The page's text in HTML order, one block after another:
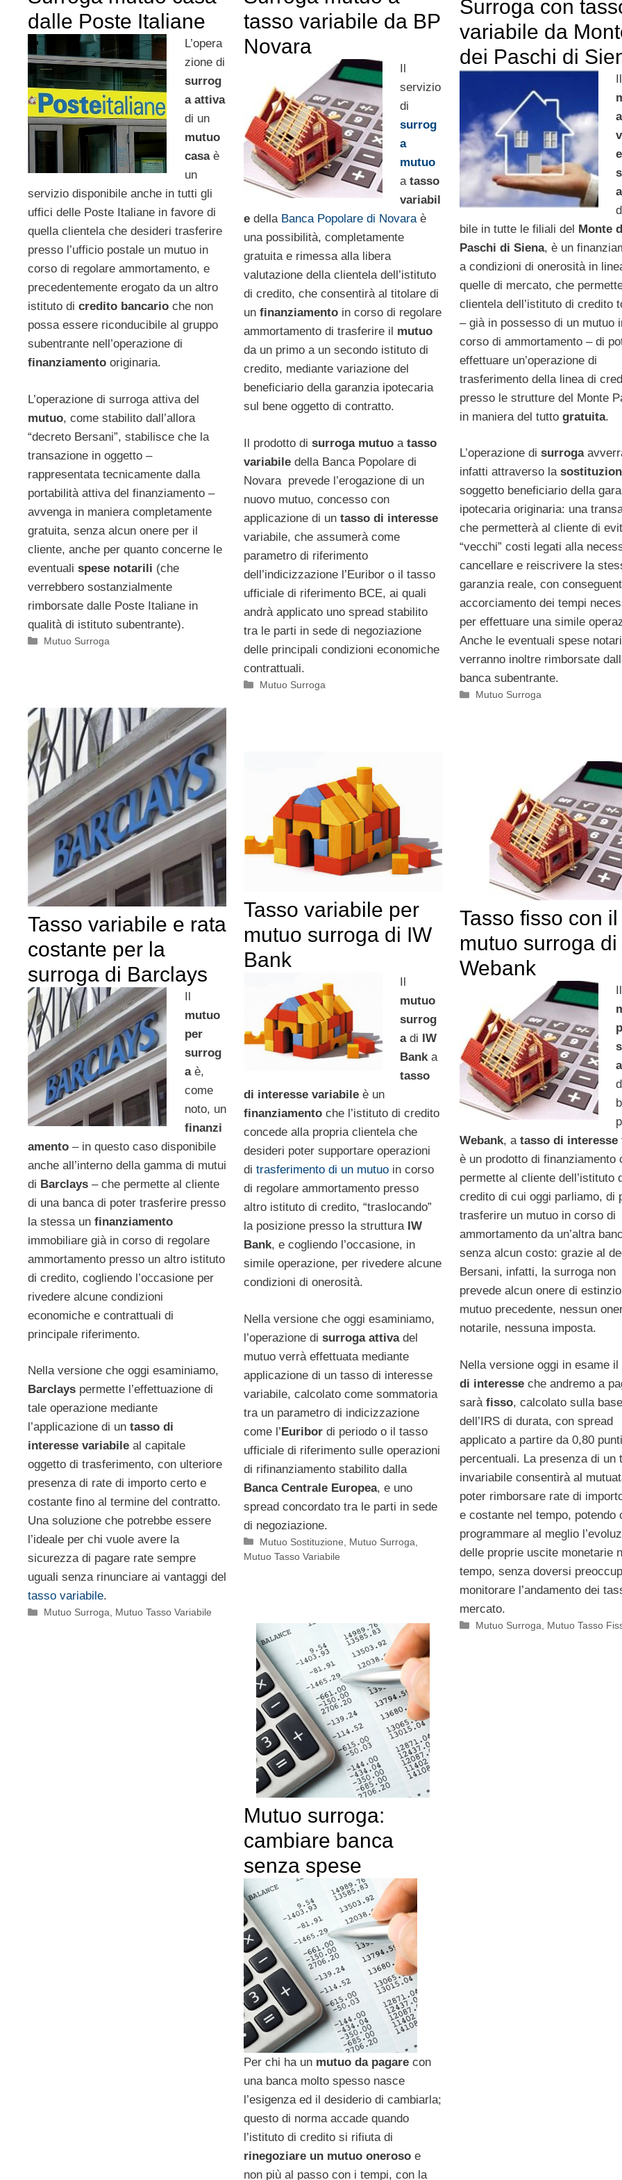
dalle Poste Italiane
L’opera
zione di
surrog
a attiva
di un
mutuo
casaè
un
servizio disponibile anche in tutti gli
uffici delle Poste Italiane in favore di
quella clientela che desideri trasferire
presso l’ufficio postale un mutuo in
corso di regolare ammortamento, e
precedentemente erogato da un altro
istituto di credito bancario che non
possa essere riconducibile al gruppo
subentrante nell’operazione di
finanziamento originaria.
L’operazione di surroga attiva del
mutuo, come stabilito dall’allora
“decreto Bersani”, stabilisce che la
transazione in oggetto –
rappresentata tecnicamente dalla
portabilità attiva del finanziamento –
avvenga in maniera completamente
gratuita, senza alcun onere per il
cliente, anche per quanto concerne le
eventuali spese notarili (che
verrebbero sostanzialmente
rimborsate dalle Poste Italiane in
qualità di istituto subentrante).
Categorie
Mutuo Surroga
tasso variabile da BP
Novara
servizio
di
surrog
a
mutuo
atasso
variabil
edella Banca Popolare di Novaraè
una possibilità, completamente
gratuita e rimessa alla libera
valutazione della clientela dell’istituto
di credito, che consentirà al titolare di
un finanziamentoin corso di regolare
ammortamento di trasferire il mutuo
da un primo a un secondo istituto di
credito, mediante variazione del
beneficiario della garanzia ipotecaria
sul bene oggetto di contratto.
Il prodotto di surroga mutuoa tasso
variabiledella Banca Popolare di
Novara prevede l’erogazione di un
nuovo mutuo, concesso con
applicazione di un tasso di interesse
variabile, che assumerà come
parametro di riferimento
dell’indicizzazione l’Euribor o il tasso
ufficiale di riferimento BCE, ai quali
andrà applicato uno spread stabilito
tra le parti in sede di negoziazione
delle principali condizioni economiche
contrattuali.
Categorie
Mutuo Surroga
Surroga con
variabile da
dei Paschi di
Il
e
a
bile in tutte le filiali del Monte
Paschi di Siena, è un
a condizioni di onerosità in
quelle di mercato, che
clientela dell’istituto di credito
– già in possesso di un mutuo
corso di ammortamento – di
effettuare un’operazione di
trasferimento della linea di
presso le strutture del Monte
in maniera del tutto gratuita.
L’operazione di surroga
infatti attraverso la
soggetto beneficiario della
ipotecaria originaria: una
che permetterà al cliente di
“vecchi” costi legati alla
cancellare e reiscrivere la
garanzia reale, con
accorciamento dei tempi
per effettuare una simile
Anche le eventuali spese
verranno inoltre rimborsate
banca subentrante.
Categorie
Mutuo Surroga
Tasso variabile e rata
costante per la
surroga di Barclays
Il
mutuo
per
surrog
aè,
come
noto, un
finanzi
amento – in questo caso disponibile
anche all’interno della gamma di mutui
di Barclays – che permette al cliente
di una banca di poter trasferire presso
la stessa un finanziamento
immobiliare già in corso di regolare
ammortamento presso un altro istituto
di credito, cogliendo l’occasione per
rivedere alcune condizioni
economiche e contrattuali di
principale riferimento.
Nella versione che oggi esaminiamo,
Barclays permette l’effettuazione di
tale operazione mediante
l’applicazione di un tasso di
interesse variabile al capitale
oggetto di trasferimento, con ulteriore
presenza di rate di importo certo e
costante fino al termine del contratto.
Una soluzione che potrebbe essere
l’ideale per chi vuole avere la
sicurezza di pagare rate sempre
uguali senza rinunciare ai vantaggi del
tasso variabile.
Categorie
Mutuo Surroga, Mutuo Tasso Variabile
Tasso variabile per
mutuo surroga di IW
Bank
Il
mutuo
surrog
adi IW
Banka
tasso
di interesse variabileè un
finanziamento che l’istituto di credito
concede alla propria clientela che
desideri poter supportare operazioni
di trasferimento di un mutuoin corso
di regolare ammortamento presso
altro istituto di credito, “traslocando”
la posizione presso la strutturaIW
Bank, e cogliendo l’occasione, in
simile operazione, per rivedere alcune
condizioni di onerosità.
Nella versione che oggi esaminiamo,
l’operazione di surroga attivadel
mutuo verrà effettuata mediante
applicazione di un tasso di interesse
variabile, calcolato come sommatoria
tra un parametro di indicizzazione
come l’Euribor di periodo o il tasso
ufficiale di riferimento sulle operazioni
di rifinanziamento stabilito dalla
Banca Centrale Europea, e uno
spread concordato tra le parti in sede
di negoziazione.
Categorie
Mutuo Sostituzione Mutuo Surroga
Mutuo Tasso Variabile
Tasso fisso con il
mutuo surroga di
Webank
a
Webank, a tasso di interesse
è un prodotto di finanziamento
permette al cliente dell’istituto
credito di cui oggi parliamo, di
trasferire un mutuo in corso di
ammortamento da un’altra
senza alcun costo: grazie al
Bersani, infatti, la surroga non
prevede alcun onere di
mutuo precedente, nessun
notarile, nessuna imposta.
Nella versione oggi in esame il
di interesseche andremo a
sarà fisso, calcolato sulla base
dell’IRS di durata, con spread
applicato a partire da 0,80 punti
percentuali. La presenza di un
invariabile consentirà al
poter rimborsare rate di
e costante nel tempo, potendo
programmare al meglio
delle proprie uscite monetarie
tempo, senza doversi
monitorare l’andamento dei
mercato.
Categorie
Mutuo Surroga Mutuo Tasso
Mutuo surroga:
cambiare banca
senza spese
Per chi ha un mutuo da pagarecon
una banca molto spesso nasce
l’esigenza ed il desiderio di cambiarla;
questo di norma accade quando
l’istituto di credito si rifiuta di
rinegoziare un mutuo onerosoe
non più al passo con i tempi, con la